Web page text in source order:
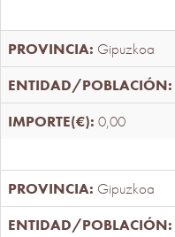
Gipuzkoa
0,00
Gipuzkoa